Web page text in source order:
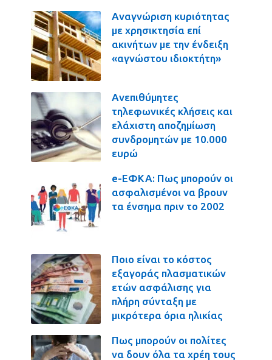
Αναγνώριση κυριότητας
με χρησικτησία επί
ακινήτων με την ένδειξη
«αγνώστου ιδιοκτήτη»
Ανεπιθύμητες
τηλεφωνικές κλήσεις και
ελάχιστη αποζημίωση
συνδρομητών με 10.000
ευρώ
e-ΕΦΚΑ: Πως μπορούν οι
ασφαλισμένοι να βρουν
τα ένσημα πριν το 2002
Ποιο είναι το κόστος
εξαγοράς πλασματικών
ετών ασφάλισης για
πλήρη σύνταξη με
μικρότερα όρια ηλικίας
Πως μπορούν οι πολίτες
να δουν όλα τα χρέη τους